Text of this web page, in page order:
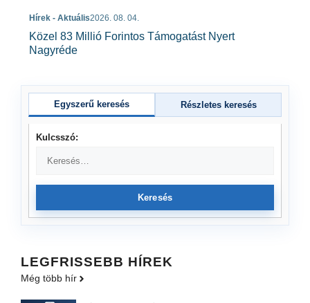
Hírek - Aktuális2026. 08. 04.
Közel 83 Millió Forintos Támogatást Nyert
Nagyréde
Egyszerű keresés Részletes keresés
Kulcsszó:
Keresés
LEGFRISSEBB HÍREK
Még több hír